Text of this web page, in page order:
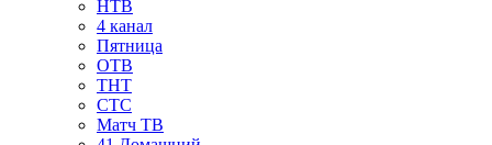
НТВ
4 канал
Пятница
ОТВ
ТНТ
СТС
Матч ТВ